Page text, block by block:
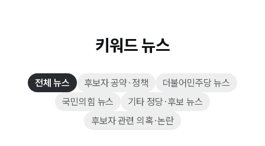
키워드 뉴스
전체 뉴스 후보자 공약·정책
더불어민주당 뉴스
국민의힘 뉴스
기타 정당·후보 뉴스
후보자 관련 의혹·논란